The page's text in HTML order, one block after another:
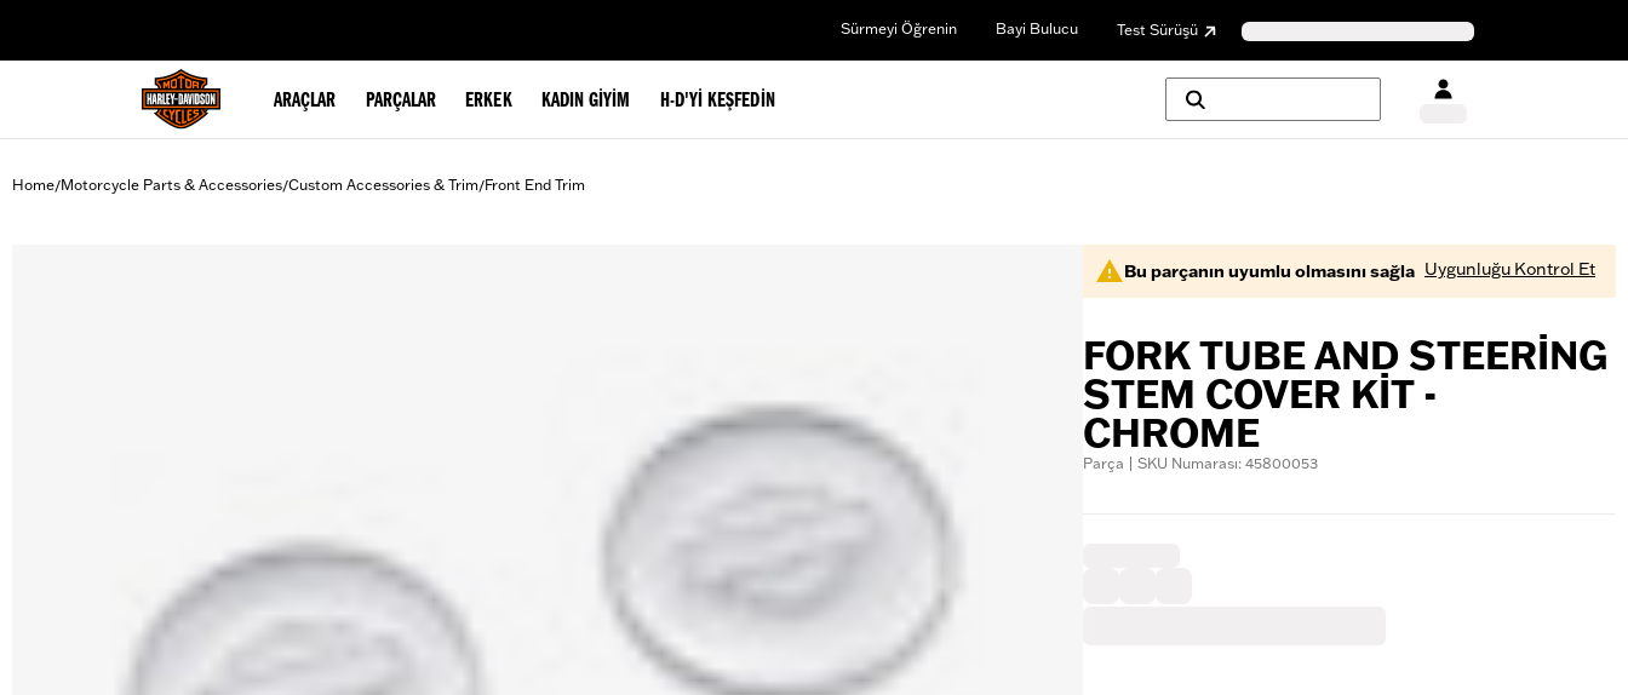
Sürmeyi Öğrenin Bayi Bulucu Test Sürüşü
ARAÇLAR PARÇALAR ERKEK KADIN GIYIM H-D'YI KEŞFEDIN
Home/Motorcycle Parts & Accessories/Custom Accessories & Trim/Front End Trim
Bu parçanın uyumlu olmasını sağla Uygunluğu Kontrol Et
FORK TUBE AND STEERING
STEM COVER KIT -
CHROME
Parça | SKU Numarası: 45800053